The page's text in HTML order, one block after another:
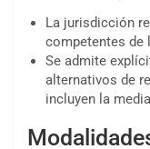
La jurisdicción
competentes de
Se admite
alternativos de
incluyen la